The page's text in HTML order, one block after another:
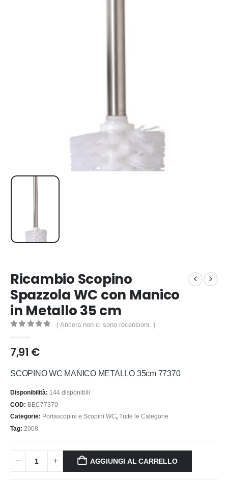
Ricambio Scopino
Spazzola WC con Manico
in Metallo 35 cm
( Ancora non ci sono recensioni. )
7,91 €
SCOPINO WC MANICO METALLO 35cm 77370
Disponibilità: 144 disponibili
COD: BEC77370
Categorie: Portascopini e Scopini WC, Tutte le Categorie
Tag: 2008
AGGIUNGI AL CARRELLO